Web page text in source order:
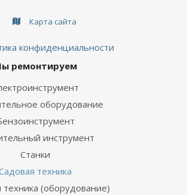
Карта сайта
конфиденциальности
ремонтируем
оборудование
инструмент
Станки
техника
техника (оборудование)